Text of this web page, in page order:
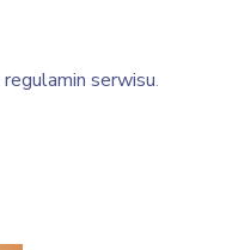
regulamin serwisu.